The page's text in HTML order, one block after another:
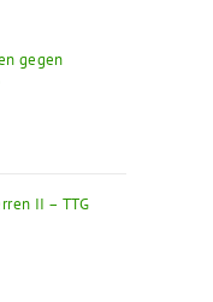
gegen
II – TTG